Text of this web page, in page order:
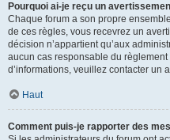
Pourquoi ai-je reçu un
Chaque forum a son propre
de ces règles, vous recevrez un
décision n’appartient qu’aux
aucun cas responsable du
d’informations, veuillez contacter un
Haut
Comment puis-je rapporter des